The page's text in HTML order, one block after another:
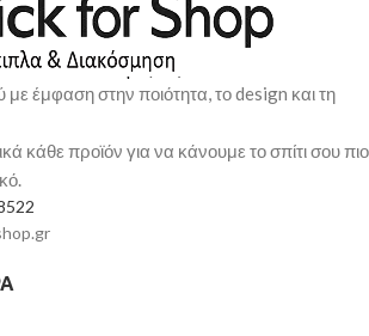
με έμφαση στην ποιότητα, το design και τη
κάθε προϊόν για να κάνουμε το σπίτι σου πιο